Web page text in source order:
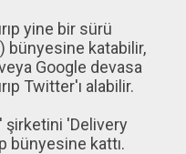
yine bir sürü
bünyesine katabilir,
Google devasa
Twitter'ı alabilir.
'Delivery
bünyesine kattı.